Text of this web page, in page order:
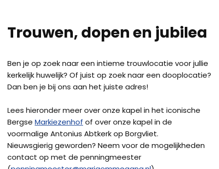
Trouwen, dopen en jubilea
Ben je op zoek naar een intieme trouwlocatie voor jullie
kerkelijk huwelijk? Of juist op zoek naar een dooplocatie?
Dan ben je bij ons aan het juiste adres!
Lees hieronder meer over onze kapel in het iconische
Bergse Markiezenhof of over onze kapel in de
voormalige Antonius Abtkerk op Borgvliet.
Nieuwsgierig geworden? Neem voor de mogelijkheden
contact op met de penningmeester